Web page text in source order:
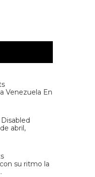
Venezuela En
abril,
su ritmo la